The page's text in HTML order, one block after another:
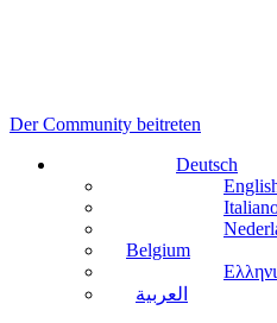
Der Community beitreten
Deutsch
Belgium
العربية